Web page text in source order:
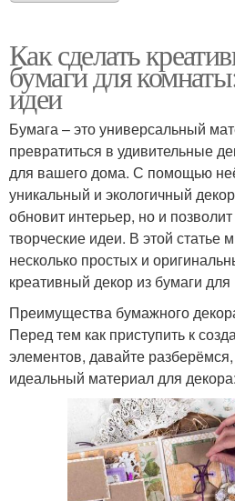
Как сделать
бумаги для
идеи
Бумага – это универсальный
превратиться в удивительные
для вашего дома. С помощью
уникальный и экологичный
обновит интерьер, но и
творческие идеи. В этой статье
несколько простых и
креативный декор из бумаги
Преимущества бумажного
Перед тем как приступить к
элементов, давайте
идеальный материал для декора: